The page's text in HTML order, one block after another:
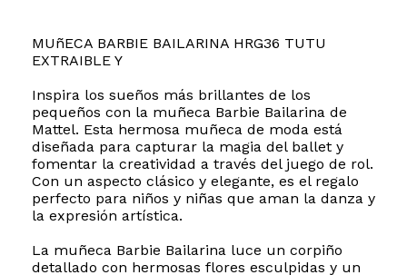
MUñECA BARBIE BAILARINA HRG36 TUTU
EXTRAIBLE Y
Inspira los sueños más brillantes de los
pequeños con la muñeca Barbie Bailarina de
Mattel. Esta hermosa muñeca de moda está
diseñada para capturar la magia del ballet y
fomentar la creatividad a través del juego de rol.
Con un aspecto clásico y elegante, es el regalo
perfecto para niños y niñas que aman la danza y
la expresión artística.
La muñeca Barbie Bailarina luce un corpiño
detallado con hermosas flores esculpidas y un